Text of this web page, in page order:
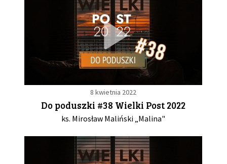
8 kwietnia 2022
Do poduszki #38 Wielki Post 2022
ks. Mirosław Maliński „Malina"